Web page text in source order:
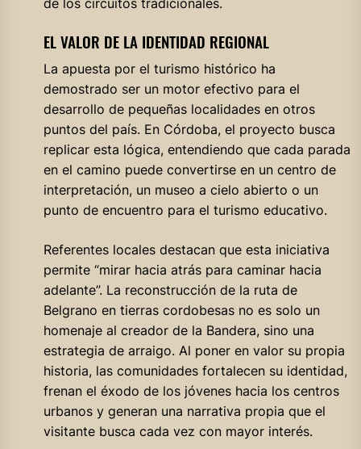
EL VALOR DE LA IDENTIDAD REGIONAL
La apuesta por el turismo histórico ha
demostrado ser un motor efectivo para el
desarrollo de pequeñas localidades en otros
puntos del país. En Córdoba, el proyecto busca
replicar esta lógica, entendiendo que cada parada
en el camino puede convertirse en un centro de
interpretación, un museo a cielo abierto o un
punto de encuentro para el turismo educativo.
Referentes locales destacan que esta iniciativa
permite “mirar hacia atrás para caminar hacia
adelante”. La reconstrucción de la ruta de
Belgrano en tierras cordobesas no es solo un
homenaje al creador de la Bandera, sino una
estrategia de arraigo. Al poner en valor su propia
historia, las comunidades fortalecen su identidad,
frenan el éxodo de los jóvenes hacia los centros
urbanos y generan una narrativa propia que el
visitante busca cada vez con mayor interés.